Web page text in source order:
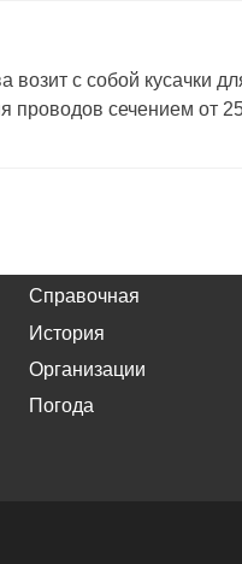
с собой кусачки
проводов сечением от
Справочная
История
Организации
Погода